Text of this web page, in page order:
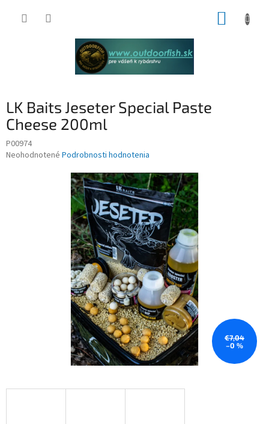
LK Baits Jeseter Special Paste
Cheese 200ml
P00974
Priemerné
Neohodnotené Podrobnosti hodnotenia
€7,04
–0 %